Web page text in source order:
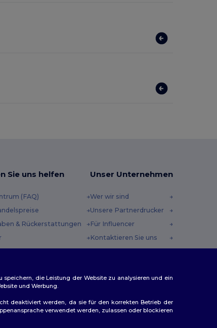
Sie uns helfen
(FAQ)
& Rückerstattungen
Unser Unternehmen
Wer wir sind
Unsere Partnerdrucker
Für Influencer
Kontaktieren Sie uns
die Leistung der Website zu analysieren und ein
und Werbung.
deaktiviert werden, da sie für den korrekten Betrieb der
verwendet werden, zulassen oder blockieren